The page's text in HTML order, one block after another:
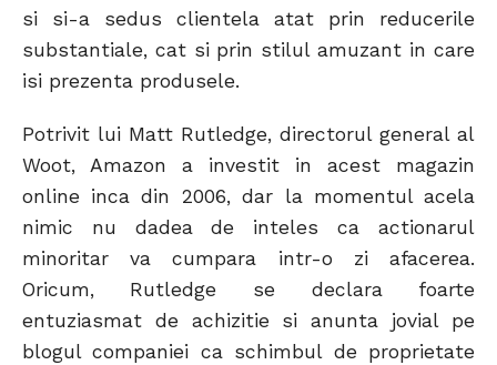
si si-a sedus clientela atat prin reducerile
substantiale, cat si prin stilul amuzant in care
isi prezenta produsele.
Potrivit lui Matt Rutledge, directorul general al
Woot, Amazon a investit in acest magazin
online inca din 2006, dar la momentul acela
nimic nu dadea de inteles ca actionarul
minoritar va cumpara intr-o zi afacerea.
Oricum, Rutledge se declara foarte
entuziasmat de achizitie si anunta jovial pe
blogul companiei ca schimbul de proprietate